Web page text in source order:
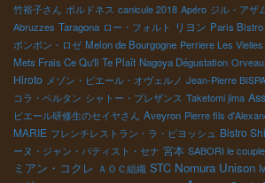
竹裕子さん ボルドネス canicule 2018 Apéro ジル・アザ
Abruzzes Taragona ロー・フォルト リヨン Paris
ポンポン・ロゼ Melon de Bourgogne Perriere Les Vielles
Mets Frais Ce Qu'Il Te Plaît Nagoya Dégustation
Hiroto メゾン・ピエール・オヴェルノ Jean-Pierre
コラ・ベルタン シャトー・プレザンス Taketomi jima
ピエール研修生のセイヤさん Aveyron Pierre fils
MARIE フレンチレストラン・ラ・ピヨッシュ Bistro
ーヌ・ジャン・バティスト・セナ 宮本 SABORI le
ミアン・コクレ ＡＯＣ組織 STC Nomura Unison